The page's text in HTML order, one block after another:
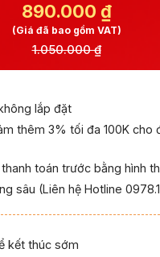
890.000 ₫
(Giá đã bao gồm VAT)
1.050.000 ₫
lắp đặt
thêm 3% tối đa 100K cho
toán trước bằng hình
sâu (Liên hệ Hotline
kết thúc sớm